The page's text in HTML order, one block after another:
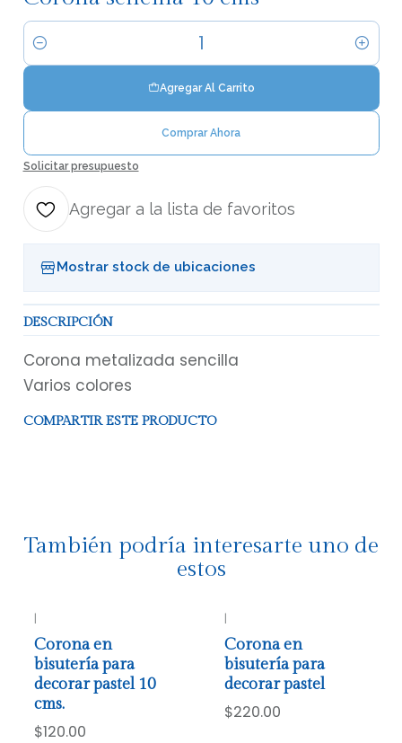
Cantidad
Agregar Al Carrito
Comprar Ahora
Solicitar presupuesto
Agregar a la lista de favoritos
Mostrar stock de ubicaciones
DESCRIPCIÓN
Corona metalizada sencilla
Varios colores
COMPARTIR ESTE PRODUCTO
También podría interesarte uno de
estos
|
Corona en
bisutería para
decorar pastel 10
cms.
$120.00
|
Corona en
bisutería para
decorar pastel
$220.00